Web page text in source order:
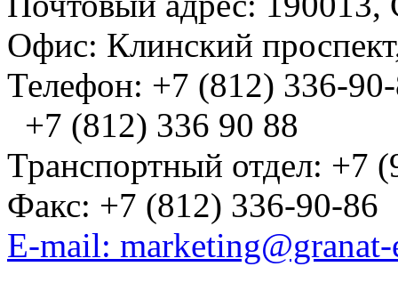
Офис: Клинский
Телефон: +7 (812) 336-
+7 (812) 336 90 88
Транспортный отдел: +7
Факс: +7 (812) 336-90-86
E-mail: